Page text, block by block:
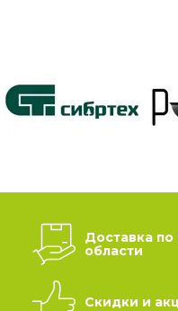
Доставка
области
Скидки и